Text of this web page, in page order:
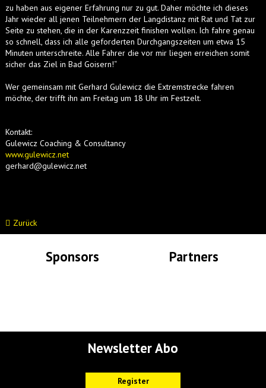
zu haben aus eigener Erfahrung nur zu gut. Daher möchte ich dieses
Jahr wieder all jenen Teilnehmern der Langdistanz mit Rat und Tat zur
Seite zu stehen, die in der Karenzzeit finishen wollen. Ich fahre genau
so schnell, dass ich alle geforderten Durchgangszeiten um etwa 15
Minuten unterschreite. Alle Fahrer die vor mir liegen erreichen somit
sicher das Ziel in Bad Goisern!“
Wer gemeinsam mit Gerhard Gulewicz die Extremstrecke fahren
möchte, der trifft ihn am Freitag um 18 Uhr im Festzelt.
Kontakt:
Gulewicz Coaching & Consultancy
www.gulewicz.net
gerhard@gulewicz.net
Zurück
Sponsors Partners
Newsletter Abo